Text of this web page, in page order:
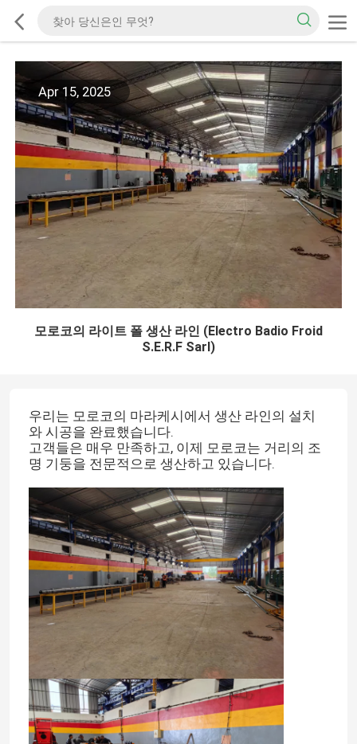
Apr 15, 2025
모로코의 라이트 폴 생산 라인 (Electro Badio Froid
S.E.R.F Sarl)
우리는 모로코의 마라케시에서 생산 라인의 설치
와 시공을 완료했습니다.
고객들은 매우 만족하고, 이제 모로코는 거리의 조
명 기둥을 전문적으로 생산하고 있습니다.